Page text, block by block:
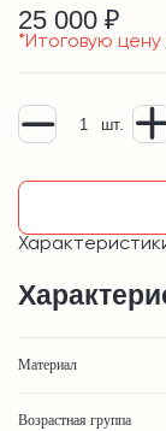
25 000 ₽
*Итоговую
шт.
Материал
Возрастная группа